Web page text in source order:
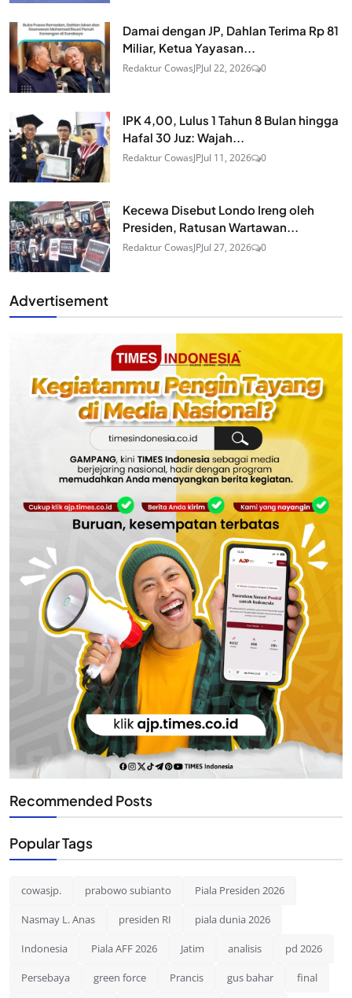
Damai dengan JP, Dahlan Terima Rp 81
Miliar, Ketua Yayasan...
Redaktur CowasJPJul 22, 2026 0
IPK 4,00, Lulus 1 Tahun 8 Bulan hingga
Hafal 30 Juz: Wajah...
Redaktur CowasJPJul 11, 2026 0
Kecewa Disebut Londo Ireng oleh
Presiden, Ratusan Wartawan...
Redaktur CowasJPJul 27, 2026 0
Advertisement
Recommended Posts
Popular Tags
cowasjp. prabowo subianto Piala Presiden 2026
Nasmay L. Anas presiden RI piala dunia 2026
Indonesia Piala AFF 2026 Jatim analisis pd 2026
Persebaya green force Prancis gus bahar final